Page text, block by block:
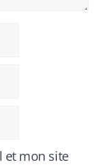
et mon site